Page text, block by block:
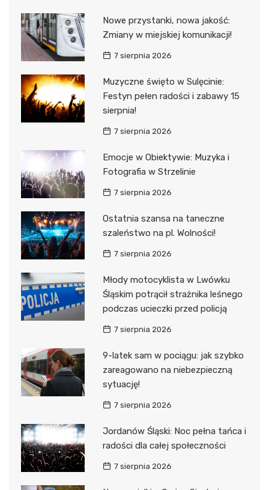
Nowe przystanki, nowa jakość:
Zmiany w miejskiej komunikacji!
7 sierpnia 2026
Muzyczne święto w Sulęcinie:
Festyn pełen radości i zabawy 15
sierpnia!
7 sierpnia 2026
Emocje w Obiektywie: Muzyka i
Fotografia w Strzelinie
7 sierpnia 2026
Ostatnia szansa na taneczne
szaleństwo na pl. Wolności!
7 sierpnia 2026
Młody motocyklista w Lwówku
Śląskim potrącił strażnika leśnego
podczas ucieczki przed policją
7 sierpnia 2026
9-latek sam w pociągu: jak szybko
zareagowano na niebezpieczną
sytuację!
7 sierpnia 2026
Jordanów Śląski: Noc pełna tańca i
radości dla całej społeczności
7 sierpnia 2026